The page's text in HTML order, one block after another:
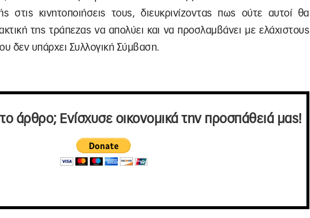
στις κινητοποιήσεις τους, διευκρινίζοντας πως ούτε αυτοί θα
της τράπεζας να απολύει και να προσλαμβάνει με ελάχιστους
δεν υπάρχει Συλλογική Σύμβαση.
άρθρο; Ενίσχυσε οικονομικά την προσπάθειά μας!